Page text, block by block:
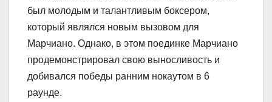
был молодым и талантливым боксером,
который являлся новым вызовом для
Марчиано. Однако, в этом поединке Марчиано
продемонстрировал свою выносливость и
добивался победы ранним нокаутом в 6
раунде.